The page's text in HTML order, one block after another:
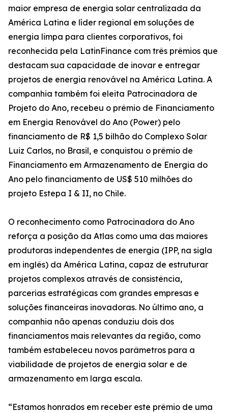
maior empresa de energia solar centralizada da
América Latina e líder regional em soluções de
energia limpa para clientes corporativos, foi
reconhecida pela LatinFinance com três prêmios que
destacam sua capacidade de inovar e entregar
projetos de energia renovável na América Latina. A
companhia também foi eleita Patrocinadora de
Projeto do Ano, recebeu o prêmio de Financiamento
em Energia Renovável do Ano (Power) pelo
financiamento de R$ 1,5 bilhão do Complexo Solar
Luiz Carlos, no Brasil, e conquistou o prêmio de
Financiamento em Armazenamento de Energia do
Ano pelo financiamento de US$ 510 milhões do
projeto Estepa I & II, no Chile.
O reconhecimento como Patrocinadora do Ano
reforça a posição da Atlas como uma das maiores
produtoras independentes de energia (IPP, na sigla
em inglês) da América Latina, capaz de estruturar
projetos complexos através de consistência,
parcerias estratégicas com grandes empresas e
soluções financeiras inovadoras. No último ano, a
companhia não apenas conduziu dois dos
financiamentos mais relevantes da região, como
também estabeleceu novos parâmetros para a
viabilidade de projetos de energia solar e de
armazenamento em larga escala.
“Estamos honrados em receber este prêmio de uma